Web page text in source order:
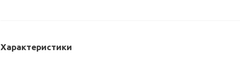
Характеристики